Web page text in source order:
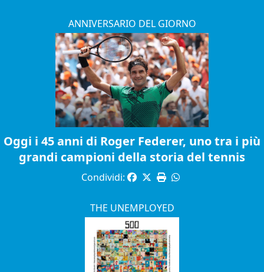
ANNIVERSARIO DEL GIORNO
Oggi i 45 anni di Roger Federer, uno tra i più
grandi campioni della storia del tennis
Condividi:
THE UNEMPLOYED